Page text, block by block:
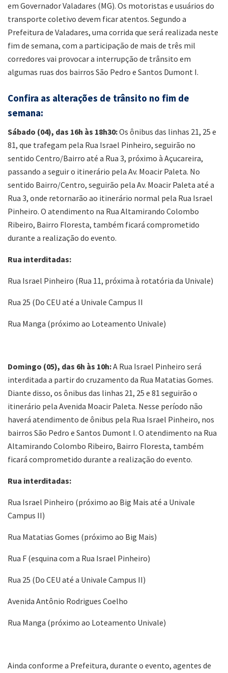
em Governador Valadares (MG). Os motoristas e usuários do
transporte coletivo devem ficar atentos. Segundo a
Prefeitura de Valadares, uma corrida que será realizada neste
fim de semana, com a participação de mais de três mil
corredores vai provocar a interrupção de trânsito em
algumas ruas dos bairros São Pedro e Santos Dumont I.
Confira as alterações de trânsito no fim de
semana:
Sábado (04), das 16h às 18h30:Os ônibus das linhas 21, 25 e
81, que trafegam pela Rua Israel Pinheiro, seguirão no
sentido Centro/Bairro até a Rua 3, próximo à Açucareira,
passando a seguir o itinerário pela Av. Moacir Paleta. No
sentido Bairro/Centro, seguirão pela Av. Moacir Paleta até a
Rua 3, onde retornarão ao itinerário normal pela Rua Israel
Pinheiro. O atendimento na Rua Altamirando Colombo
Ribeiro, Bairro Floresta, também ficará comprometido
durante a realização do evento.
Rua interditadas:
Rua Israel Pinheiro (Rua 11, próxima à rotatória da Univale)
Rua 25 (Do CEU até a Univale Campus II
Rua Manga (próximo ao Loteamento Univale)
Domingo (05), das 6h às 10h:A Rua Israel Pinheiro será
interditada a partir do cruzamento da Rua Matatias Gomes.
Diante disso, os ônibus das linhas 21, 25 e 81 seguirão o
itinerário pela Avenida Moacir Paleta. Nesse período não
haverá atendimento de ônibus pela Rua Israel Pinheiro, nos
bairros São Pedro e Santos Dumont I. O atendimento na Rua
Altamirando Colombo Ribeiro, Bairro Floresta, também
ficará comprometido durante a realização do evento.
Rua interditadas:
Rua Israel Pinheiro (próximo ao Big Mais até a Univale
Campus II)
Rua Matatias Gomes (próximo ao Big Mais)
Rua F (esquina com a Rua Israel Pinheiro)
Rua 25 (Do CEU até a Univale Campus II)
Avenida Antônio Rodrigues Coelho
Rua Manga (próximo ao Loteamento Univale)
Ainda conforme a Prefeitura, durante o evento, agentes de